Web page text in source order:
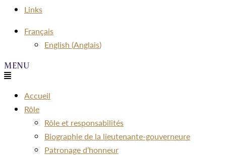
Links
Menu
Français
English (Anglais)
Accueil
Rôle
Rôle et responsabilités
Biographie de la lieutenante-gouverneure
Patronage d’honneur